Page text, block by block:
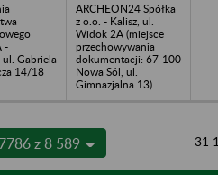
-
Gabriela
14/18
ARCHEON24 Spółka
z o.o. - Kalisz, ul.
Widok 2A (miejsce
przechowywania
dokumentacji: 67-100
Nowa Sól, ul.
Gimnazjalna 13)
z 8 589 31